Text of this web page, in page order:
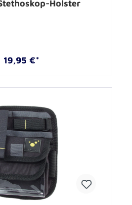
Holster
19,95 €*